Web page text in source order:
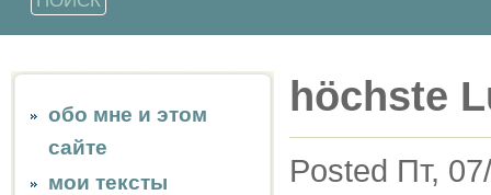
обо мне и этом
сайте
мои тексты
höchste
Posted Пт,